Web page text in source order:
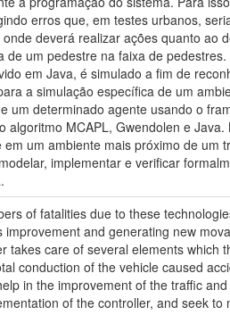
erros que, em testes urbanos,
deverá realizar ações quanto ao
um pedestre na faixa de
em Java, é simulado a fim de
a simulação específica de um
um determinado agente usando o
MCAPL, Gwendolen e Java.
um ambiente mais próximo de um
implementar e verificar
of fatalities due to these
and generating new
takes care of several elements which
conduction of the vehicle caused
in the improvement of the traffic
of the controller, and seek to